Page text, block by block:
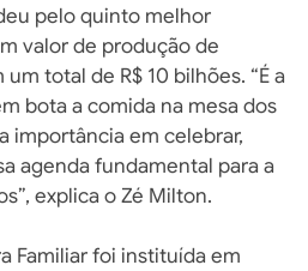
pelo quinto melhor
valor de produção de
total de R$ 10 bilhões. “É a
bota a comida na mesa dos
importância em celebrar,
agenda fundamental para a
explica o Zé Milton.
Familiar foi instituída em